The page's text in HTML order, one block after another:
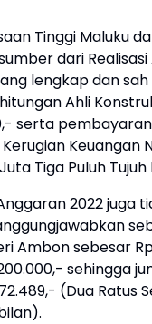
Tinggi Maluku
dari
lengkap dan
Ahli
serta
Keuangan
Tiga Puluh
2022
Ambon sebesar
sehingga
(Dua Ratus